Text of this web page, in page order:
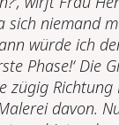
sich niemand
würde ich
Phase!‘ Die
zügig Richtung
davon.